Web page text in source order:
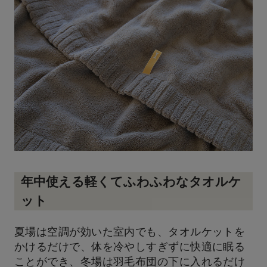
年中使える軽くてふわふわなタオルケ
ット
夏場は空調が効いた室内でも、タオルケットを
かけるだけで、体を冷やしすぎずに快適に眠る
ことができ、冬場は羽毛布団の下に入れるだけ